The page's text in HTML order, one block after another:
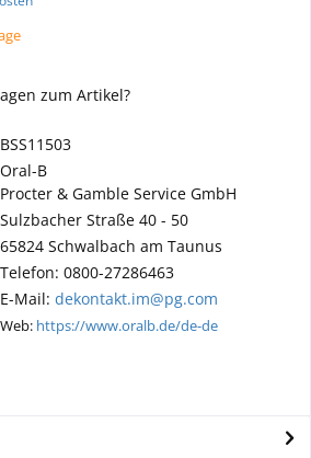
zum Artikel?
BSS11503
Oral-B
Procter & Gamble Service GmbH
Sulzbacher Straße 40 - 50
65824 Schwalbach am Taunus
Telefon: 0800-27286463
E-Mail: dekontakt.im@pg.com
Web: https://www.oralb.de/de-de